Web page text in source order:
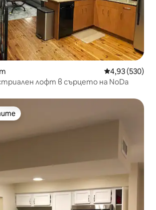
Средна
4,93 (530)
лофт в сърцето на NoDa